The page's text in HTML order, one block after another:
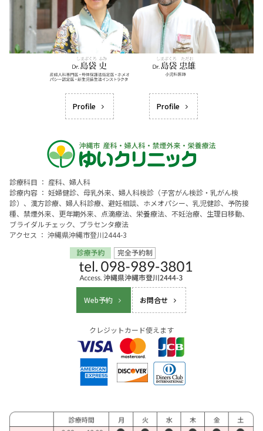
Profile Profile
診療科目 ： 産科、婦人科
診療内容 ： 妊婦健診、母乳外来、婦人科検診（子宮がん検診・乳がん検
診）、漢方診療、婦人科診療、避妊相談、ホメオパシー、乳児健診、予防接
種、禁煙外来、更年期外来、点滴療法、栄養療法、不妊治療、生理日移動、
ブライダルチェック、プラセンタ療法
アクセス ： 沖縄県沖縄市登川2444-3
Web予約 お問合せ
クレジットカード使えます